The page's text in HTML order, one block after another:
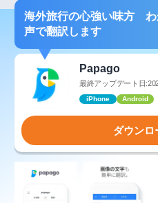
海外旅行の心強い味方 わ
声で翻訳します
Papago
最終アップデート日
iPhone Android
ダウンロ